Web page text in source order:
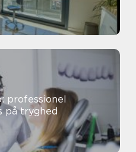
professionel
på tryghed